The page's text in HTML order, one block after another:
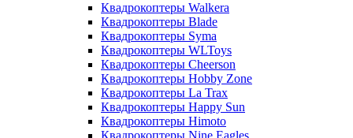
Квадрокоптеры Walkera
Квадрокоптеры Blade
Квадрокоптеры Syma
Квадрокоптеры WLToys
Квадрокоптеры Cheerson
Квадрокоптеры Hobby Zone
Квадрокоптеры La Trax
Квадрокоптеры Happy Sun
Квадрокоптеры Himoto
Квадрокоптеры Nine Eagles